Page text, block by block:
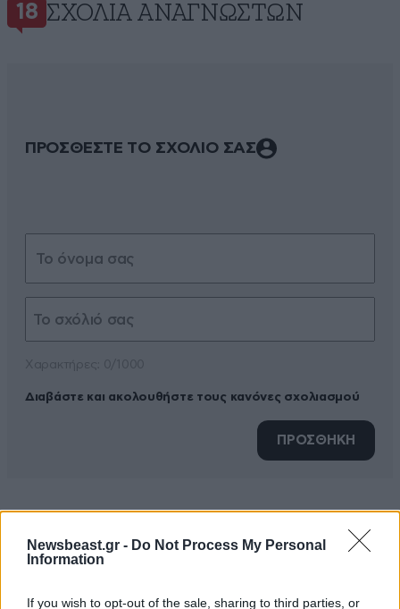
Newsbeast.gr - Do Not Process My Personal
Information
If you wish to opt-out of the sale, sharing to third parties, or
18 ΣΧΌΛΙΑ ΑΝΑΓΝΩΣΤΏΝ
ΠΡΟΣΘΕΣΤΕ ΤΟ ΣΧΟΛΙΟ ΣΑΣ
Διαβάστε και ακολουθήστε τους κανόνες σχολιασμού
ΠΡΟΣΘΗΚΗ